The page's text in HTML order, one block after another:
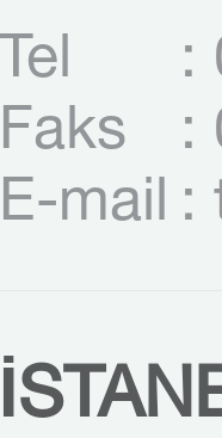
Tel
:
Faks
:
E-mail :